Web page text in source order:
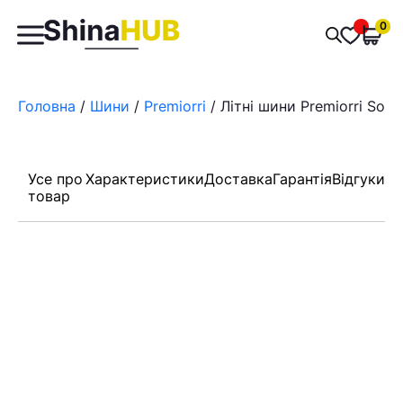
Пошук
товарів
0
Головна / Шини / Premiorri / Літні шини Premiorri
Усе про
товар
ХарактеристикиДоставкаГарантіяВідгуки